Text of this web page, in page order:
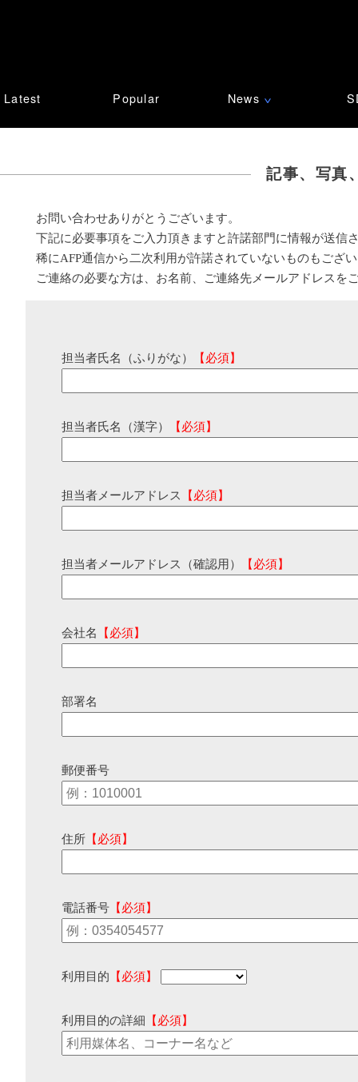
Latest Popular News ∨
記事、写真
お問い合わせありがとうございます。
下記に必要事項をご入力頂きますと許諾部門に情報が送信
稀にAFP通信から二次利用が許諾されていないものもござ
ご連絡の必要な方は、お名前、ご連絡先メールアドレスを
担当者氏名（ふりがな） 【必須】
担当者氏名（漢字） 【必須】
担当者メールアドレス 【必須】
担当者メールアドレス（確認用） 【必須】
会社名 【必須】
部署名
郵便番号
住所 【必須】
電話番号 【必須】
利用目的 【必須】
利用目的の詳細 【必須】